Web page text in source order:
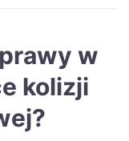
w
kolizji